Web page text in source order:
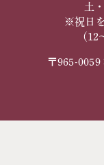
土
※祝日
（
〒965-